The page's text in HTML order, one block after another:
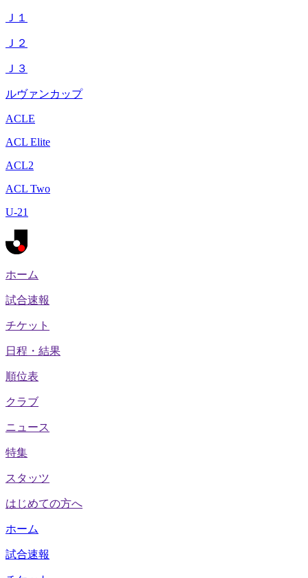
Ｊ１
Ｊ２
Ｊ３
ルヴァンカップ
ACLE
ACL Elite
ACL2
ACL Two
U-21
ホーム
試合速報
チケット
日程・結果
順位表
クラブ
ニュース
特集
スタッツ
はじめての方へ
ホーム
試合速報